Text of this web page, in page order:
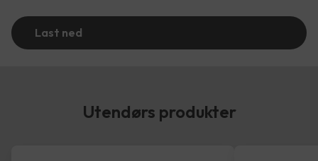
Last ned
Utendørs produkter